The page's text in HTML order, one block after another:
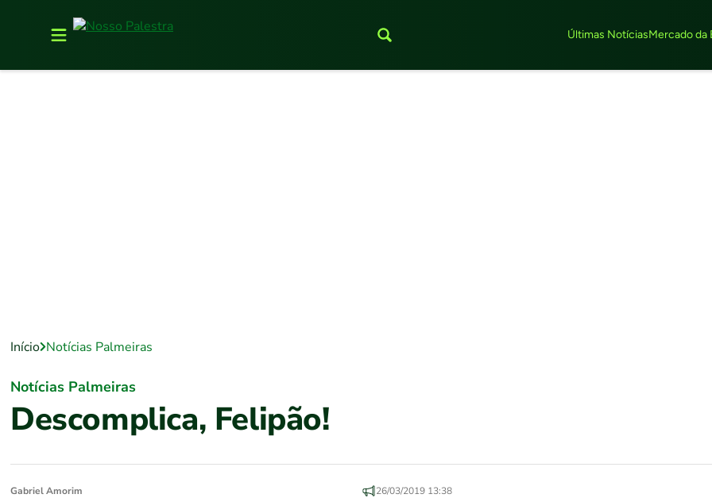
Últimas NotíciasMercado da
Início Notícias Palmeiras
Notícias Palmeiras
Descomplica, Felipão!
Gabriel Amorim 26/03/2019 13:38